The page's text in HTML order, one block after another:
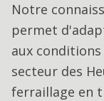
Notre
permet
aux conditions
secteur des
ferraillage en